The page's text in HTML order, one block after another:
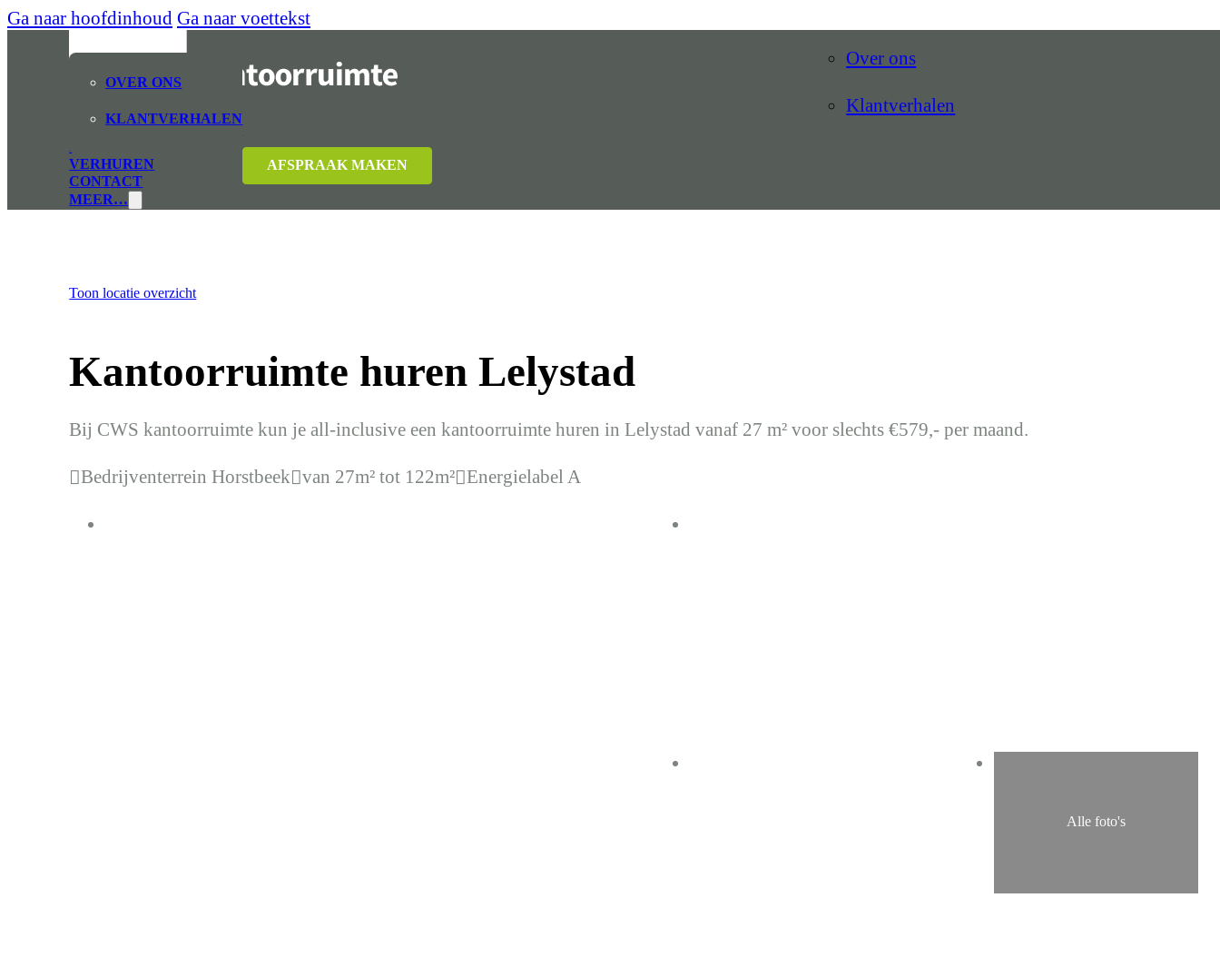
Ga naar hoofdinhoud Ga naar voettekst
CSW KANTOORRUIMTE
HUREN
VERHUREN
CONTACT
MEER…
OVER ONS
KLANTVERHALEN
AFSPRAAK MAKEN
Toon locatie overzicht
Kantoorruimte huren Lelystad
Bij CWS kantoorruimte kun je all-inclusive een kantoorruimte huren in Lelystad vanaf 27 m² voor slechts €579,- per maand.
Bedrijventerrein Horstbeekvan 27m² tot 122m²Energielabel A
Alle foto's
Over ons
Klantverhalen